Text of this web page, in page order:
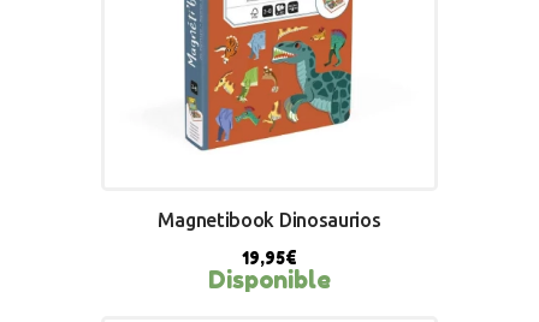
Magnetibook Dinosaurios
19,95€
Disponible